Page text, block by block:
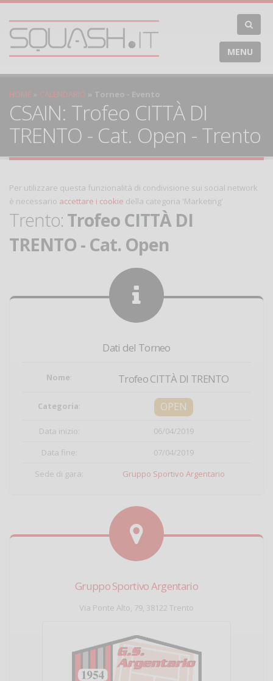
MENU
HOME CALENDARIO Torneo - Evento
CSAIN: Trofeo CITTÀ DI
TRENTO - Cat. Open - Trento
Per utilizzare questa funzionalità di condivisione sui social network
è necessario accettare i cookie della categoria 'Marketing'
Trento: Trofeo CITTÀ DI
TRENTO - Cat. Open
Dati del Torneo
Nome: Trofeo CITTÀ DI TRENTO
Categoria: OPEN
Data inizio:
06/04/2019
Data fine:
07/04/2019
Sede di gara:
Gruppo Sportivo Argentario
Gruppo Sportivo Argentario
Via Ponte Alto, 79, 38122 Trento